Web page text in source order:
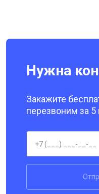
Нужна
Закажите
перезвоним за 5